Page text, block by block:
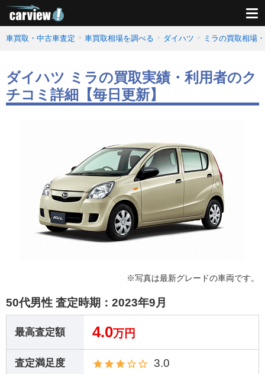
車買取・中古車査定 車買取相場を調べる ダイハツ ミラの買取相場
ダイハツ ミラの買取実績・利用者のク
チコミ詳細【毎日更新】
※写真は最新グレードの車両です。
50代男性 査定時期： 2023年9月
最高査定額 4.0万円
査定満足度 3.0